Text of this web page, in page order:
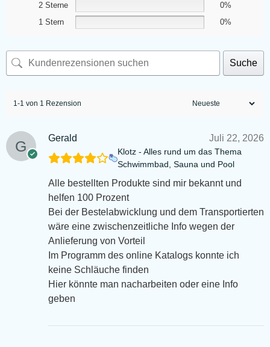
2 Sterne
0%
1 Stern
0%
Suche
1-1 von 1 Rezension
Gerald Juli 22, 2026
Klotz - Alles rund um das Thema
Schwimmbad, Sauna und Pool
Alle bestellten Produkte sind mir bekannt und
helfen 100 Prozent
Bei der Bestelabwicklung und dem Transportierten
wäre eine zwischenzeitliche Info wegen der
Anlieferung von Vorteil
Im Programm des online Katalogs konnte ich
keine Schläuche finden
Hier könnte man nacharbeiten oder eine Info
geben